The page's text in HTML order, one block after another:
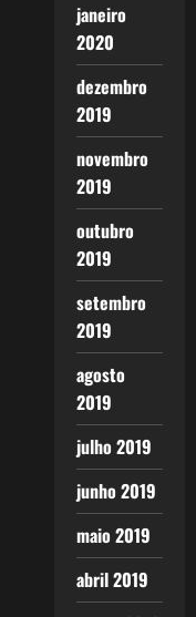
janeiro
2020
dezembro
2019
novembro
2019
outubro
2019
setembro
2019
agosto
2019
julho 2019
junho 2019
maio 2019
abril 2019